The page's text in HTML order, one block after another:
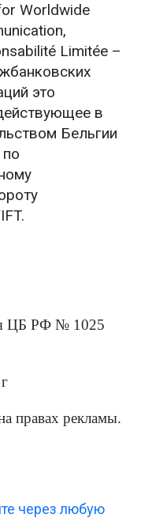
Worldwide
Limitée –
это
в
Бельгии
ЦБ РФ № 1025
правах рекламы.
через любую